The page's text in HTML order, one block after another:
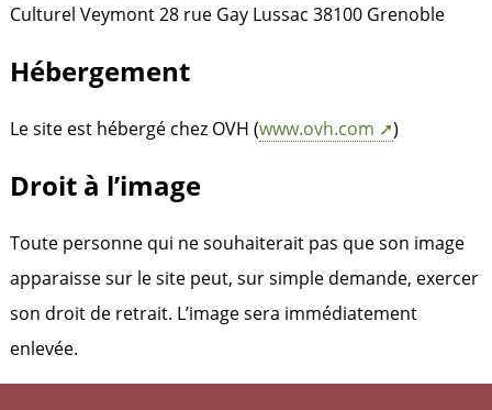
Culturel Veymont 28 rue Gay Lussac 38100 Grenoble
Hébergement
Le site est hébergé chez OVH (www.ovh.com )
Droit à l’image
Toute personne qui ne souhaiterait pas que son image
apparaisse sur le site peut, sur simple demande, exercer
son droit de retrait. L’image sera immédiatement
enlevée.